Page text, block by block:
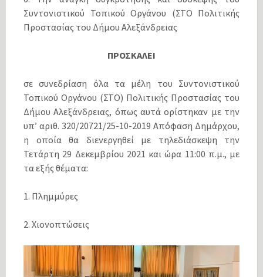
Συντονιστικού Τοπικού Οργάνου (ΣΤΟ Πολιτικής
Προστασίας του Δήμου Αλεξάνδρειας
ΠΡΟΣΚΑΛΕΙ
σε συνεδρίαση όλα τα μέλη του Συντονιστικού
Τοπικού Οργάνου (ΣΤΟ) Πολιτικής Προστασίας του
Δήμου Αλεξάνδρειας, όπως αυτά ορίστηκαν με την
υπ’ αριθ. 320/20721/25-10-2019 Απόφαση Δημάρχου,
η οποία θα διενεργηθεί με τηλεδιάσκεψη την
Τετάρτη 29 Δεκεμβρίου 2021 και ώρα 11:00 π.μ., με
τα εξής θέματα:
1. Πλημμύρες
2. Χιονοπτώσεις